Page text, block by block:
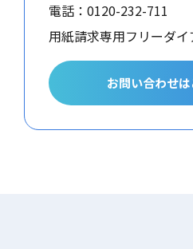
電話： 0120-232-711
用紙請求専用フリーダイ
お問い合わせ